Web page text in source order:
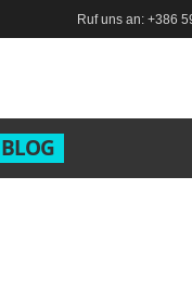
Ruf uns an: +386
BLOG